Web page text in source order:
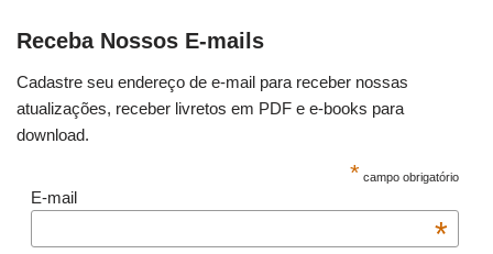
Receba Nossos E-mails
Cadastre seu endereço de e-mail para receber nossas
atualizações, receber livretos em PDF e e-books para
download.
* campo obrigatório
E-mail
*